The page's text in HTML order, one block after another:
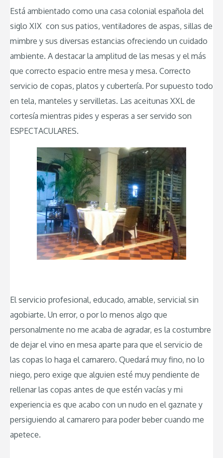
Está ambientado como una casa colonial española del
siglo XIX con sus patios, ventiladores de aspas, sillas de
mimbre y sus diversas estancias ofreciendo un cuidado
ambiente. A destacar la amplitud de las mesas y el más
que correcto espacio entre mesa y mesa. Correcto
servicio de copas, platos y cubertería. Por supuesto todo
en tela, manteles y servilletas. Las aceitunas XXL de
cortesía mientras pides y esperas a ser servido son
ESPECTACULARES.
El servicio profesional, educado, amable, servicial sin
agobiarte. Un error, o por lo menos algo que
personalmente no me acaba de agradar, es la costumbre
de dejar el vino en mesa aparte para que el servicio de
las copas lo haga el camarero. Quedará muy fino, no lo
niego, pero exige que alguien esté muy pendiente de
rellenar las copas antes de que estén vacías y mi
experiencia es que acabo con un nudo en el gaznate y
persiguiendo al camarero para poder beber cuando me
apetece.